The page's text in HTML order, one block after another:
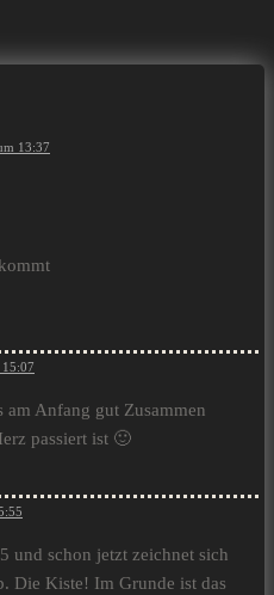
13:37
am Anfang gut Zusammen
passiert ist 🙂
und schon jetzt zeichnet sich
Die Kiste! Im Grunde ist das